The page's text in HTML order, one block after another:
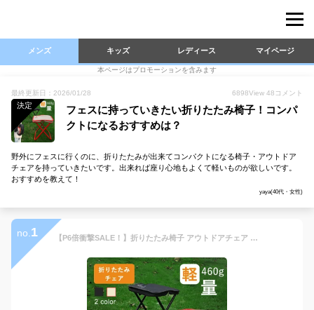
メンズ キッズ レディース マイページ
本ページはプロモーションを含みます
最終更新日：2026/01/28 6898View 48 コメント
決定
フェスに持っていきたい折りたたみ椅子！コンパ
クトになるおすすめは？
野外にフェスに行くのに、折りたたみが出来てコンパクトになる椅子・アウトドア
チェアを持っていきたいです。出来れば座り心地もよくて軽いものが欲しいです。
おすすめを教えて！
yaya(40代・女性)
no. 1 【P6倍衝撃SALE！】折りたたみ椅子 アウトドアチェア スツール コンパクト 折り畳み椅子 軽量 折りたたみ椅子 収納袋付き ポータブル 持ち運び椅子 キャンプ椅子 キャンプチェア チェア 折りたたみイス アウトドア イス ミニチェア 花火大会 関西万博 登山 フェス 釣り